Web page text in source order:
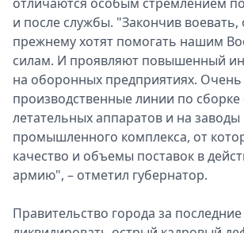
и после службы. "Закончив воевать,
прежнему хотят помогать нашим
силам. И проявляют повышенный
на оборонных предприятиях. Очень
производственные линии по
летательных аппаратов и на
промышленного комплекса, от
качество и объемы поставок в
армию", – отметил губернатор.
Правительство города за